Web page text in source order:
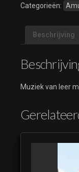
aantal
Categorieën:
Beschrijving
Muziek van leer